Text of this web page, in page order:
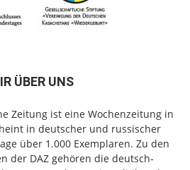
ÜBER UNS
Zeitung ist eine Wochenzeitung in
in deutscher und russischer
über 1.000 Exemplaren. Zu den
der DAZ gehören die deutsch-